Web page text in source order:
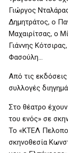
Γιώργος
Δημητράτος, ο
Μαχαιρίτσας, ο
Γιάννης
Φασούλη…
Από τις
συλλογές
Στο θέατρο
του ενός» σε
Το «ΚΤΕΛ
σκηνοθεσία